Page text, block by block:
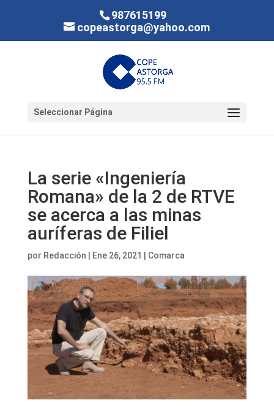
987615199
copeastorga@yahoo.com
Seleccionar Página
La serie «Ingeniería
Romana» de la 2 de RTVE
se acerca a las minas
auríferas de Filiel
por Redacción Ene 26, 2021 Comarca